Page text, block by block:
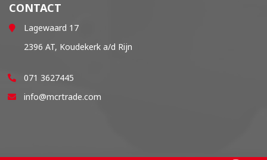
CONTACT
Lagewaard 17
2396 AT, Koudekerk a/d Rijn
071 3627445
info@mcrtrade.com